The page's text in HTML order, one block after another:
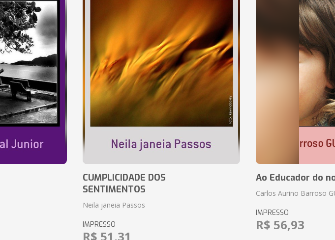
CUMPLICIDADE DOS
SENTIMENTOS
Neila janeia Passos
IMPRESSO
R$ 51,31
Ao Educador do
Carlos Aurino Barroso
IMPRESSO
R$ 56,93